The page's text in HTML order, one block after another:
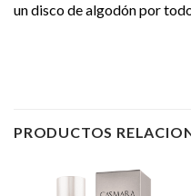
un disco de algodón por
PRODUCTOS